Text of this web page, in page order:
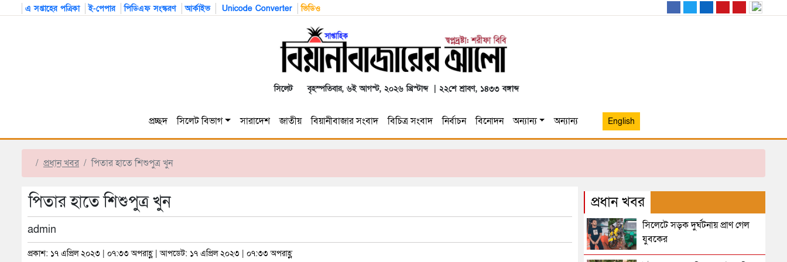
এ সপ্তাহের পত্রিকা ই-পেপার পিডিএফ সংস্করণ আর্কাইভ Unicode Converter ভিডিও
সিলেট বৃহস্পতিবার, ৬ই আগস্ট, ২০২৬ খ্রিস্টাব্দ | ২২শে শ্রাবণ, ১৪৩৩ বঙ্গাব্দ
প্রচ্ছদ সিলেট বিভাগ সারাদেশ জাতীয় বিয়ানীবাজার সংবাদ বিচিত্র সংবাদ নির্বাচন বিনোদন অন্যান্য অন্যান্য English
প্রধান খবর পিতার হাতে শিশুপুত্র খুন
পিতার হাতে শিশুপুত্র খুন
admin
প্রকাশ: ১৭ এপ্রিল ২০২৩ | ০৭:৩৩ অপরাহ্ণ | আপডেট: ১৭ এপ্রিল ২০২৩ | ০৭:৩৩ অপরাহ্ণ
প্রধান খবর
সিলেটে সড়ক দুর্ঘটনায় প্রাণ গেল
যুবকের